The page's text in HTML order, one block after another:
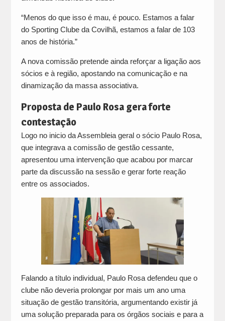
“Menos do que isso é mau, é pouco. Estamos a falar
do Sporting Clube da Covilhã, estamos a falar de 103
anos de história.”
A nova comissão pretende ainda reforçar a ligação aos
sócios e à região, apostando na comunicação e na
dinamização da massa associativa.
Proposta de Paulo Rosa gera forte
contestação
Logo no inicio da Assembleia geral o sócio Paulo Rosa,
que integrava a comissão de gestão cessante,
apresentou uma intervenção que acabou por marcar
parte da discussão na sessão e gerar forte reação
entre os associados.
Falando a título individual, Paulo Rosa defendeu que o
clube não deveria prolongar por mais um ano uma
situação de gestão transitória, argumentando existir já
uma solução preparada para os órgãos sociais e para a